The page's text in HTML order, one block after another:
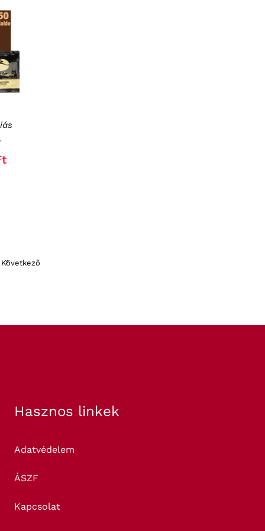
Következő
Hasznos linkek
Adatvédelem
ÁSZF
Kapcsolat